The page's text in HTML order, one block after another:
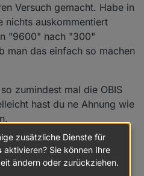
- debug:
smartmeter.0
debug: smartmeter.0 MATCH-
- debug:
smartmeter.0
debug: smartmeter.0 MATCH-
- debug:
- debug: smartmeter.0
debug: smartmeter.0 MATCH-
- debug:
- debug: smartmeter.0 MATCH-
- debug: smartmeter.0
- debug: smartmeter.0 MATCH-
- debug: smartmeter.0
Versuch gemacht. Habe in
nichts auskommentiert
"9600" nach "300"
man das einfach so machen
zumindest mal die OBIS
hast du ne Ahnung wie
zusätzliche Dienste für
aktivieren? Sie können Ihre
ändern oder zurückziehen.